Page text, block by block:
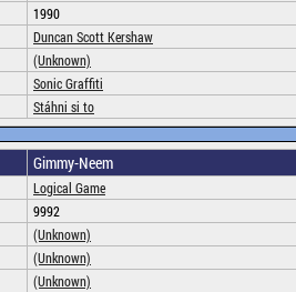
1990
Duncan Scott Kershaw
(Unknown)
Sonic Graffiti
Stáhni si to
Gimmy-Neem
Logical Game
9992
(Unknown)
(Unknown)
(Unknown)